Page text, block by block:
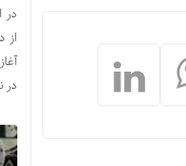
در
از
در